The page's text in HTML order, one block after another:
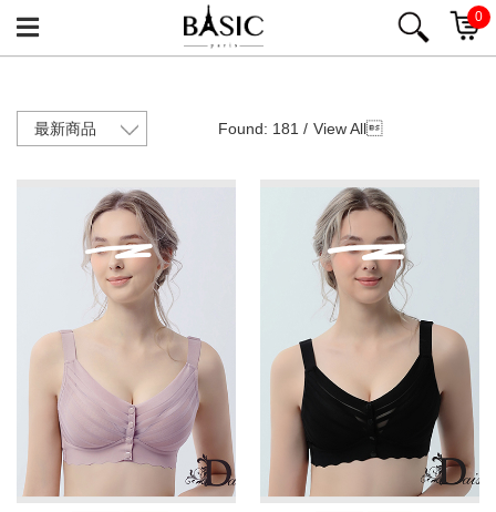
0
Found: 181 / View All